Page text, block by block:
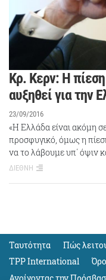
Κρ. Κερν: Η
αυξηθεί για την
23/09/2016
«Η Ελλάδα είναι ακόμη
προσφυγικό, όμως η
να το λάβουμε υπ΄ όψιν
ΔΙΕΘΝΗ
Ταυτότητα Πώς
TPP International